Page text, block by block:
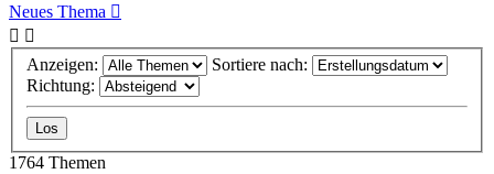
Neues Thema
Anzeigen:
Sortiere nach:
Richtung:
1764 Themen